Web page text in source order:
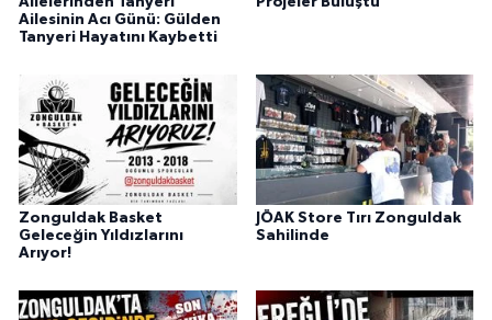
Ailesinin Acı Günü: Gülden
Tanyeri Hayatını Kaybetti
Zonguldak Basket
Geleceğin Yıldızlarını
Arıyor!
JÖAK Store Tırı Zonguldak
Sahilinde